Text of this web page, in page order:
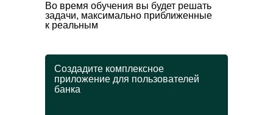
Во время обучения вы будет решать
задачи, максимально приближенные
к реальным
Создадите комплексное
приложение для пользователей
банка